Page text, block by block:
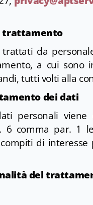
trattamento
da
a cui
tutti volti alla
dei dati
personali viene
6 comma par. 1
di
del